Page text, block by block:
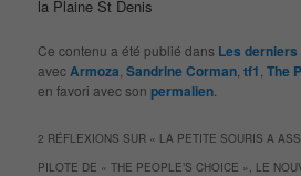
la Plaine St Denis
Ce contenu a été publié dans Les derniers
avecArmoza ,Sandrine Corman ,tf1 ,The
en favori avec sonpermalien
2 RÉFLEXIONS SUR « LA PETITE SOURIS A
PILOTE DE « THE PEOPLE’S CHOICE », LE